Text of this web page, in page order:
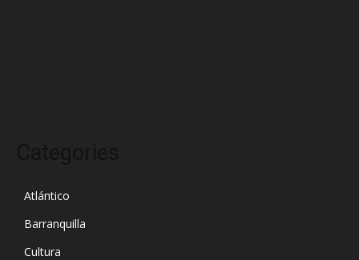
Atlántico
Barranquilla
Cultura